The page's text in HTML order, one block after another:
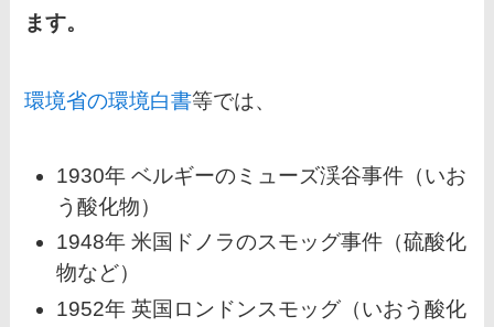
ます。
環境省の環境白書等では、
1930年 ベルギーのミューズ渓谷事件（いお
う酸化物）
1948年 米国ドノラのスモッグ事件（硫酸化
物など）
1952年 英国ロンドンスモッグ（いおう酸化